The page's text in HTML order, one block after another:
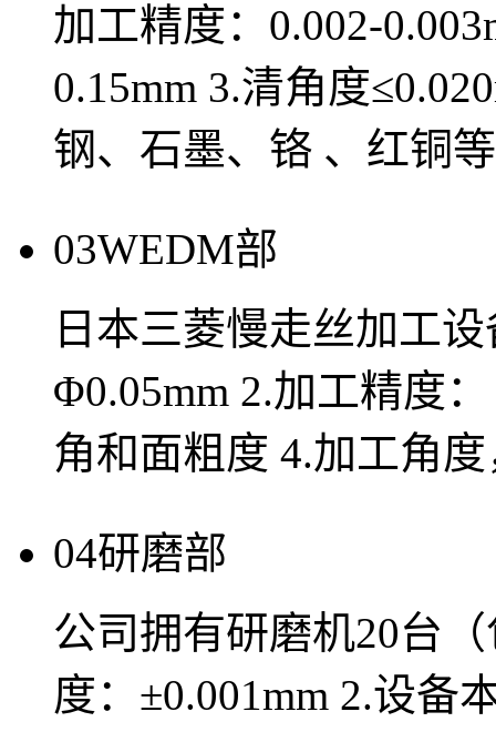
加工精度：0.002-
0.15mm 3.清角度
钢、石墨、铬 、红铜等
03WEDM部
日本三菱慢走丝加工
Φ0.05mm 2.加工精度
角和面粗度 4.加工角
04研磨部
公司拥有研磨机20台
度：±0.001mm 2.设备